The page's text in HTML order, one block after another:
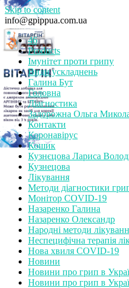
Skip to content
info@gpippua.com.ua
46
Products
Імунітет проти грипу
Види ускладнень
Галина Бут
Головна
Діагностика
Задорожна Ольга
Контакти
Коронавірус
Кошик
Кузнєцова Лариса
Кузнецова
Лікування
Методи діагностики
Монітор СOVID-19
Назаренко Галина
Назаренко Олександр
Народні методи
Неспецифічна терапія
Нова хвиля COVID-19
Новини
Новини про грип в
Новини про грип в